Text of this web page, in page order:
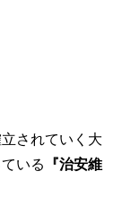
されていく大
いる
『治安維